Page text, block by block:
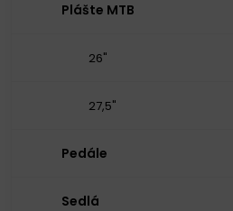
Plášte MTB
26"
27,5"
Pedále
Sedlá